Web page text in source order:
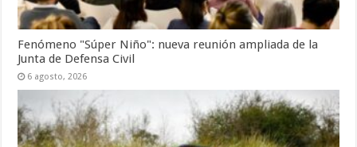
Fenómeno "Súper Niño": nueva reunión ampliada de la
Junta de Defensa Civil
6 agosto, 2026